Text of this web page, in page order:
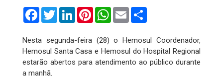
FacebookTwitterLinkedInPinterestWhatsApp
Email
Nesta segunda-feira (28) o Hemosul Coordenador,
Hemosul Santa Casa e Hemosul do Hospital Regional
estarão abertos para atendimento ao público durante
a manhã.